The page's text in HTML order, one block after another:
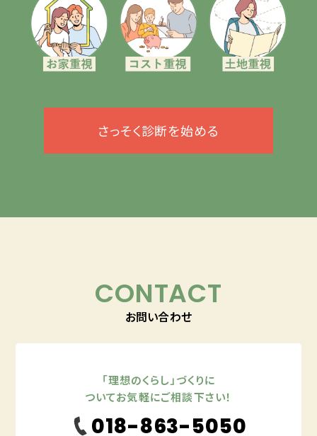
さっそく診断を始める
CONTACT
お問い合わせ
「理想のくらし」づくりに
ついてお気軽にご相談下さい！
018-863-5050